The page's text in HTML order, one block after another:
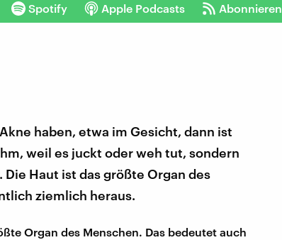
Spotify Apple Podcasts Abonnieren
haben, etwa im Gesicht, dann ist
weil es juckt oder weh tut, sondern
Haut ist das größte Organ des
ziemlich heraus.
Organ des Menschen. Das bedeutet auch